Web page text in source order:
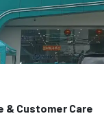
Lingkungan
& Customer Care